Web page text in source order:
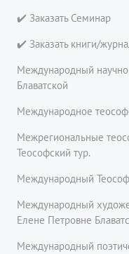
✔️ Заказать Семинар
✔️ Заказать книги/
Международный
Блаватской
Международное
Межрегиональные
Теософский тур.
Международный
Международный
Елене Петровне
Международный